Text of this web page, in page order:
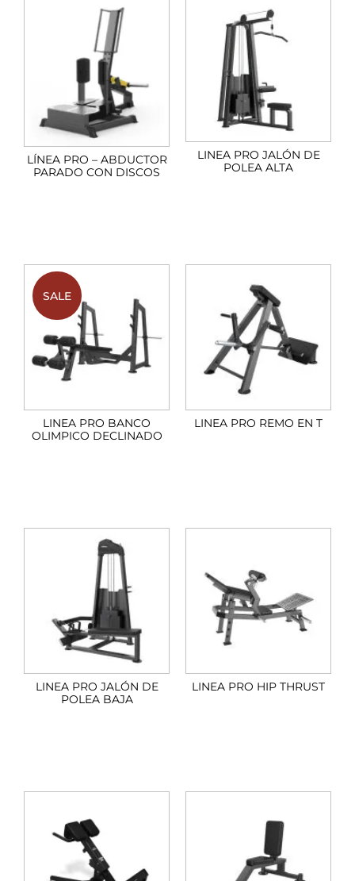
LÍNEA PRO – ABDUCTOR
PARADO CON DISCOS
LINEA PRO JALÓN DE
POLEA ALTA
SALE
LINEA PRO BANCO
OLIMPICO DECLINADO
LINEA PRO REMO EN T
LINEA PRO JALÓN DE
POLEA BAJA
LINEA PRO HIP THRUST